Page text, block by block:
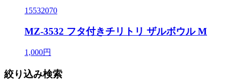
15532070
MZ-3532 フタ付きチリトリ ザルボウル M
1,000円
絞り込み検索